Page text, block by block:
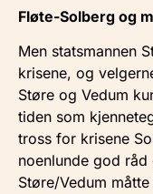
Fløte-Solberg og
Men statsmannen
krisene, og
Støre og Vedum
tiden som
tross for krisene
noenlunde god
Støre/Vedum